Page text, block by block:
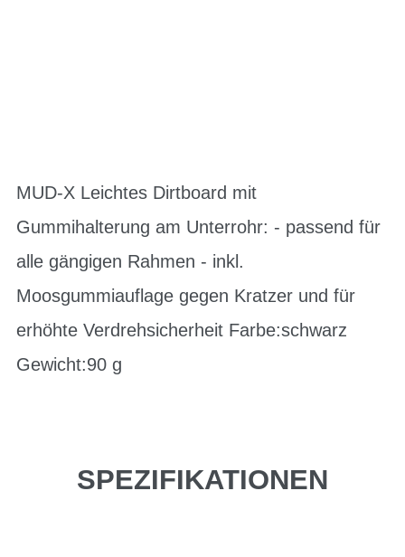
MUD-X Leichtes Dirtboard mit
Gummihalterung am Unterrohr: - passend für
alle gängigen Rahmen - inkl.
Moosgummiauflage gegen Kratzer und für
erhöhte Verdrehsicherheit Farbe:schwarz
Gewicht:90 g
SPEZIFIKATIONEN